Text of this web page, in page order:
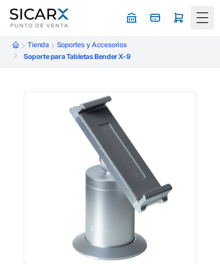
Tienda
Soportes y Accesorios
Soporte para Tabletas Bender X-9